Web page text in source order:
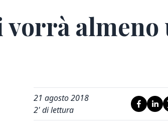
vorrà almeno
21 agosto 2018
2' di lettura